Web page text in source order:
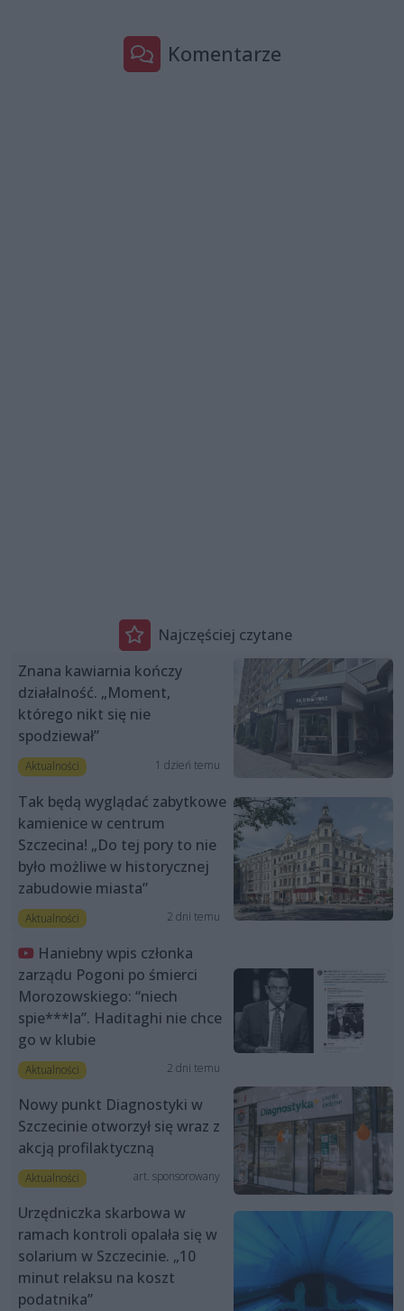
Komentarze
Najczęściej czytane
Znana kawiarnia kończy
działalność. „Moment,
którego nikt się nie
spodziewał”
Aktualności 1 dzień temu
Tak będą wyglądać zabytkowe
kamienice w centrum
Szczecina! „Do tej pory to nie
było możliwe w historycznej
zabudowie miasta”
Aktualności 2 dni temu
Haniebny wpis członka
zarządu Pogoni po śmierci
Morozowskiego: “niech
spie***la”. Haditaghi nie chce
go w klubie
Aktualności 2 dni temu
Nowy punkt Diagnostyki w
Szczecinie otworzył się wraz z
akcją profilaktyczną
Aktualności art. sponsorowany
Urzędniczka skarbowa w
ramach kontroli opalała się w
solarium w Szczecinie. „10
minut relaksu na koszt
podatnika”